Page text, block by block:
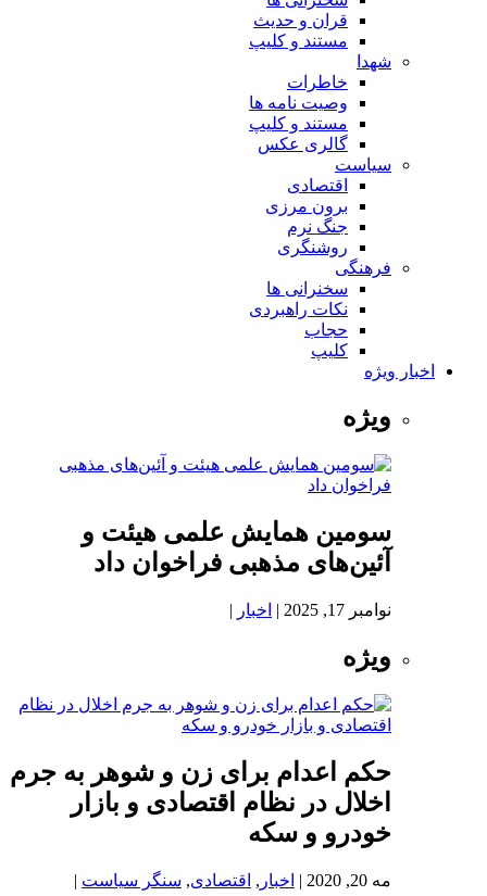
قران و حدیث
مستند و کلیپ
شهدا
خاطرات
وصیت نامه ها
مستند و کلیپ
گالری عکس
سیاست
اقتصادی
برون مرزی
جنگ نرم
روشنگری
فرهنگی
سخنرانی ها
نکات راهبردی
حجاب
کلیپ
اخبار ویژه
ویژه
سومین همایش علمی هیئت و
آئین‌های مذهبی فراخوان داد
نوامبر 17, 2025 | اخبار |
ویژه
حکم اعدام برای زن و شوهر به جرم
اخلال در نظام اقتصادی و بازار
خودرو و سکه
مه 20, 2020 | اخبار , اقتصادی, سنگر سیاست |